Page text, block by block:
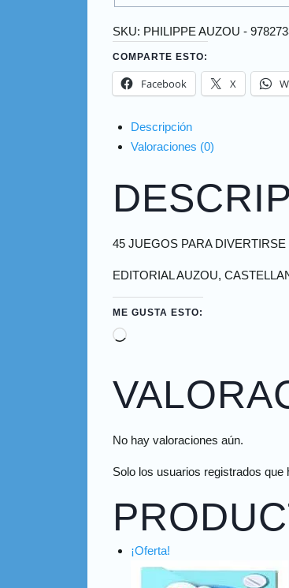
SKU: PHILIPPE AUZOU -
COMPARTE ESTO:
Facebook X
Descripción
Valoraciones (0)
45 JUEGOS PARA DIVERTIRSE
EDITORIAL AUZOU,
ME GUSTA ESTO:
No hay valoraciones aún.
Solo los usuarios registrados
¡Oferta!